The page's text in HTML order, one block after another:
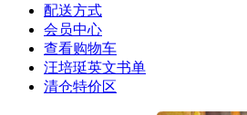
配送方式
会员中心
查看购物车
汪培珽英文书单
清仓特价区